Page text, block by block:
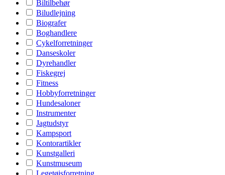
Biltilbehør
Biludlejning
Biografer
Boghandlere
Cykelforretninger
Danseskoler
Dyrehandler
Fiskegrej
Fitness
Hobbyforretninger
Hundesaloner
Instrumenter
Jagtudstyr
Kampsport
Kontorartikler
Kunstgalleri
Kunstmuseum
Legetøjsforretning